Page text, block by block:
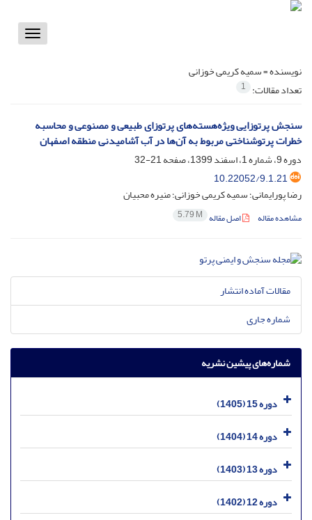
Toggle
نویسنده =سمیه کریمی خوزانی
تعداد مقالات: 1
سنجش پرتوزایی ویژه‌هسته‌های پرتوزای طبیعی و مصنوعی و محاسبه
خطرات پرتوشناختی مربوط به آن‌ها در آب آشامیدنی منطقه اصفهان
دوره 9، شماره 1، اسفند 1399، صفحه
21-32
10.22052/9.1.21
رضا پورایمانی؛ سمیه کریمی خوزانی؛ منیره محبیان
مشاهده مقاله اصل مقاله 5.79 M
مقالات آماده انتشار
شماره جاری
شماره‌های پیشین نشریه
دوره 15 (1405)
دوره 14 (1404)
دوره 13 (1403)
دوره 12 (1402)